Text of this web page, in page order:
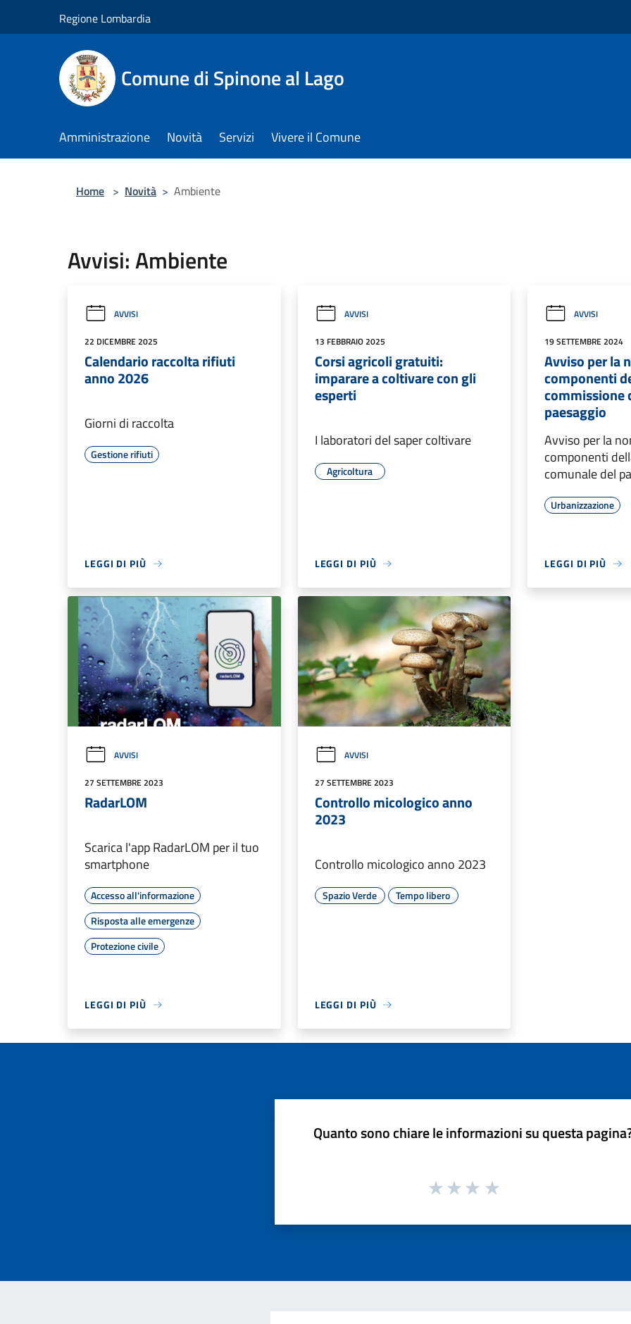
Regione Lombardia
Comune di Spinone al Lago
Amministrazione Novità Servizi Vivere il Comune
Home > Novità > Ambiente
Avvisi: Ambiente
AVVISI
22 DICEMBRE 2025
Calendario raccolta rifiuti
anno 2026
Giorni di raccolta
Gestione rifiuti
LEGGI DI PIÙ
AVVISI
13 FEBBRAIO 2025
Corsi agricoli gratuiti:
imparare a coltivare con gli
esperti
I laboratori del saper coltivare
Agricoltura
LEGGI DI PIÙ
AVVISI
19 SETTEMBRE 2024
Avviso per la
componenti
commissione
paesaggio
Avviso per la
componenti
comunale del
Urbanizzazione
LEGGI DI PIÙ
AVVISI
27 SETTEMBRE 2023
RadarLOM
Scarica l'app RadarLOM per il tuo
smartphone
Accesso all'informazione
Risposta alle emergenze
Protezione civile
LEGGI DI PIÙ
AVVISI
27 SETTEMBRE 2023
Controllo micologico anno
2023
Controllo micologico anno 2023
Spazio Verde Tempo libero
LEGGI DI PIÙ
Quanto sono chiare le informazioni su questa